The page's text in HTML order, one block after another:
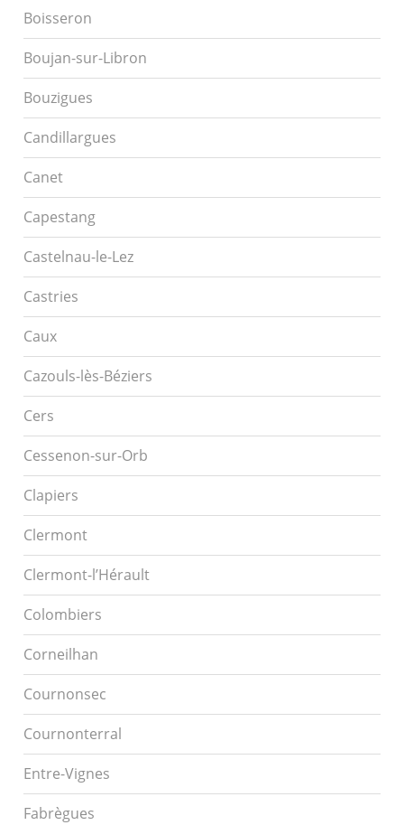
Boisseron
Boujan-sur-Libron
Bouzigues
Candillargues
Canet
Capestang
Castelnau-le-Lez
Castries
Caux
Cazouls-lès-Béziers
Cers
Cessenon-sur-Orb
Clapiers
Clermont
Clermont-l’Hérault
Colombiers
Corneilhan
Cournonsec
Cournonterral
Entre-Vignes
Fabrègues